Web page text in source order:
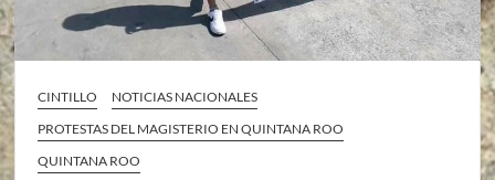
CINTILLO
NOTICIAS NACIONALES
PROTESTAS DEL MAGISTERIO EN QUINTANA ROO
QUINTANA ROO